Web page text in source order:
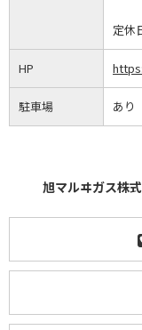
定休
HP
駐車場 あり
旭マルヰガス株